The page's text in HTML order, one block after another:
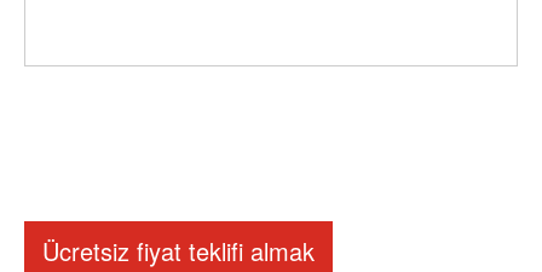
Ücretsiz fiyat teklifi almak